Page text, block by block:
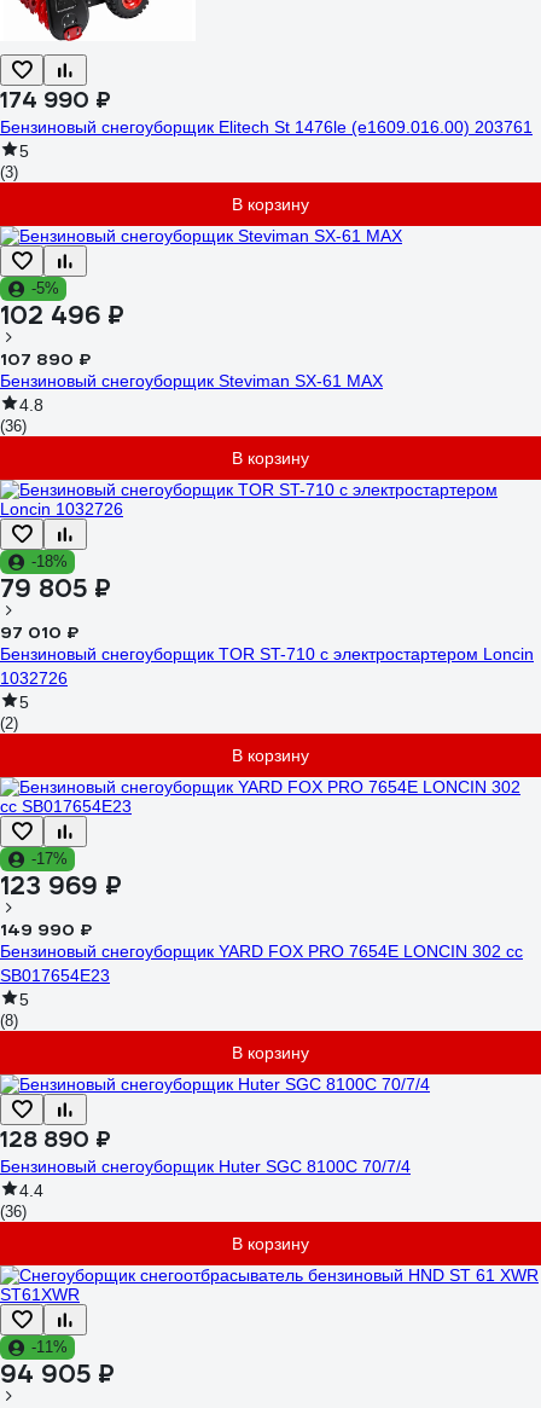
174 990 ₽
Бензиновый снегоуборщик Elitech St 1476le (e1609.016.00) 203761
5
(3)
В корзину
-5%
102 496 ₽
107 890 ₽
Бензиновый снегоуборщик Steviman SX-61 MAX
4.8
(36)
В корзину
-18%
79 805 ₽
97 010 ₽
Бензиновый снегоуборщик TOR ST-710 с электростартером Loncin
1032726
5
(2)
В корзину
-17%
123 969 ₽
149 990 ₽
Бензиновый снегоуборщик YARD FOX PRO 7654E LONCIN 302 сс
SB017654E23
5
(8)
В корзину
128 890 ₽
Бензиновый снегоуборщик Huter SGC 8100C 70/7/4
4.4
(36)
В корзину
-11%
94 905 ₽